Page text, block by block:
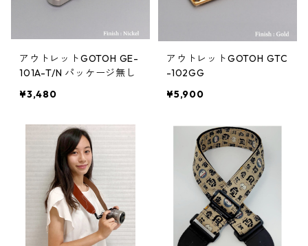
アウトレットGOTOH GE-
101A-T/N パッケージ無し
¥3,480
アウトレットGOTOH GTC
-102GG
¥5,900